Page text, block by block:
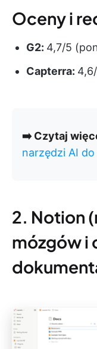
Oceny i
G2: 4,7/5
Capterra:
➡️ Czytaj
narzędzi AI
2. Notion
mózgów i